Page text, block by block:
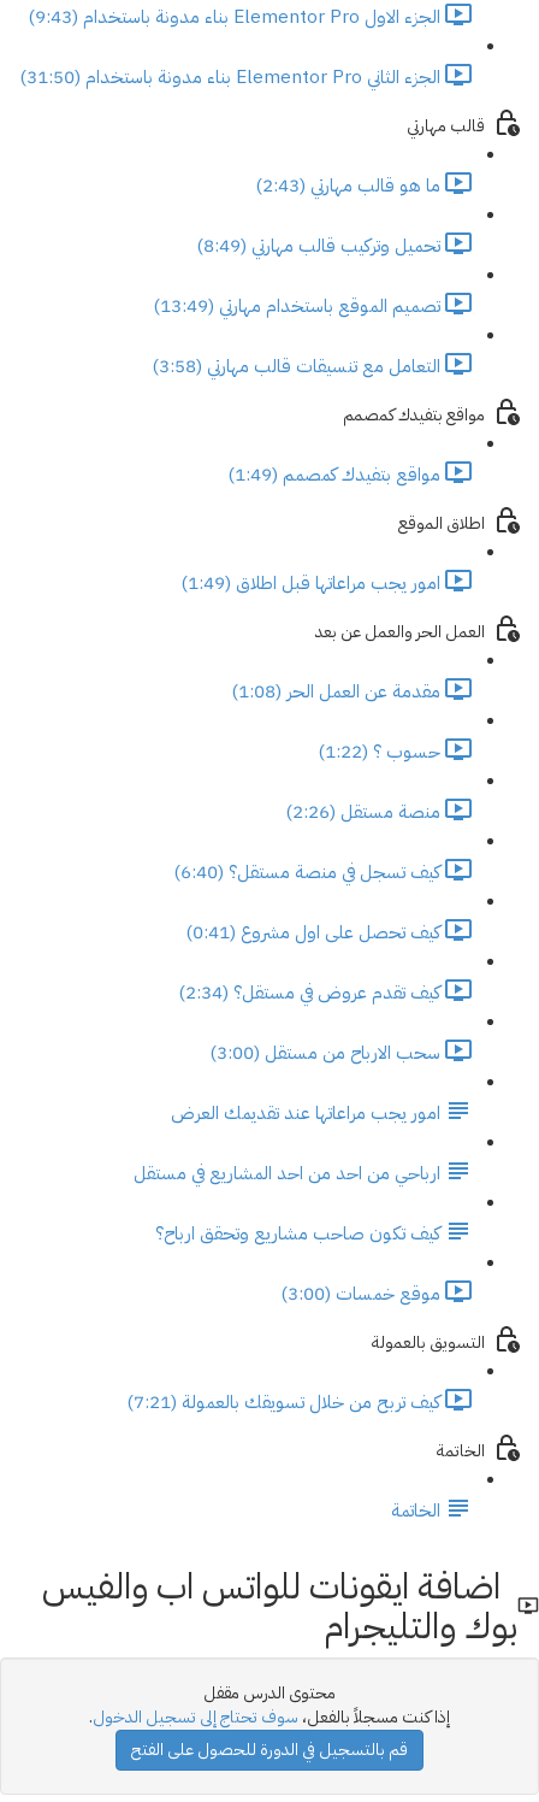
الجزء الاول Elementor Pro بناء مدونة باستخدام (9:43)
الجزء الثاني Elementor Pro بناء مدونة باستخدام (31:50)
قالب مهارتي
ما هو قالب مهارتي (2:43)
تحميل وتركيب قالب مهارتي (8:49)
تصميم الموقع باستخدام مهارتي (13:49)
التعامل مع تنسيقات قالب مهارتي (3:58)
مواقع بتفيدك كمصمم
مواقع بتفيدك كمصمم (1:49)
اطلاق الموقع
امور يجب مراعاتها قبل اطلاق (1:49)
العمل الحر والعمل عن بعد
مقدمة عن العمل الحر (1:08)
حسوب ؟ (1:22)
منصة مستقل (2:26)
كيف تسجل في منصة مستقل؟ (6:40)
كيف تحصل على اول مشروع (0:41)
كيف تقدم عروض في مستقل؟ (2:34)
سحب الارباح من مستقل (3:00)
امور يجب مراعاتها عند تقديمك العرض
ارباحي من احد من احد المشاريع في مستقل
كيف تكون صاحب مشاريع وتحقق ارباح؟
موقع خمسات (3:00)
التسويق بالعمولة
كيف تربح من خلال تسويقك بالعمولة (7:21)
الخاتمة
الخاتمة
اضافة ايقونات للواتس اب والفيس
بوك والتليجرام
محتوى الدرس مقفل
إذا كنت مسجلاً بالفعل، سوف تحتاج إلى تسجيل الدخول.
قم بالتسجيل في الدورة للحصول على الفتح